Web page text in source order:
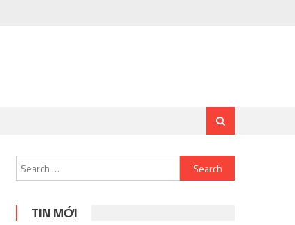
Search
for:
TIN MỚI